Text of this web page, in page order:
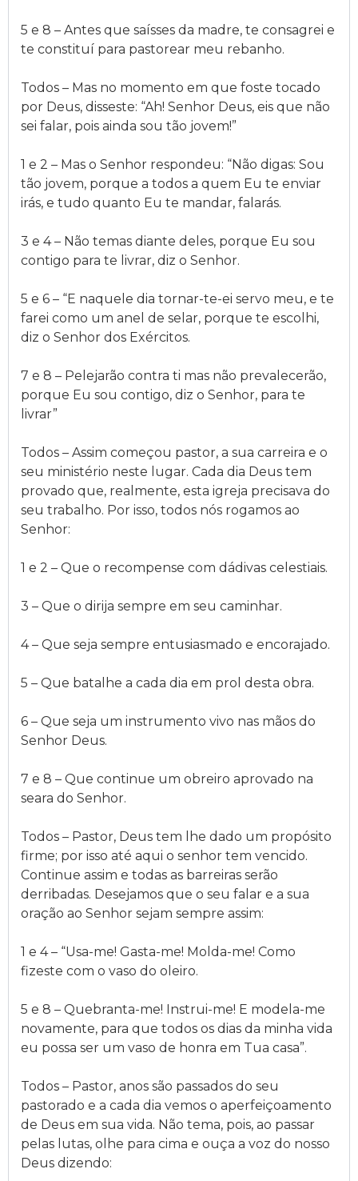
5 e 8 – Antes que saísses da madre, te consagrei e
te constituí para pastorear meu rebanho.
Todos – Mas no momento em que foste tocado
por Deus, disseste: “Ah! Senhor Deus, eis que não
sei falar, pois ainda sou tão jovem!”
1 e 2 – Mas o Senhor respondeu: “Não digas: Sou
tão jovem, porque a todos a quem Eu te enviar
irás, e tudo quanto Eu te mandar, falarás.
3 e 4 – Não temas diante deles, porque Eu sou
contigo para te livrar, diz o Senhor.
5 e 6 – “E naquele dia tornar-te-ei servo meu, e te
farei como um anel de selar, porque te escolhi,
diz o Senhor dos Exércitos.
7 e 8 – Pelejarão contra ti mas não prevalecerão,
porque Eu sou contigo, diz o Senhor, para te
livrar”
Todos – Assim começou pastor, a sua carreira e o
seu ministério neste lugar. Cada dia Deus tem
provado que, realmente, esta igreja precisava do
seu trabalho. Por isso, todos nós rogamos ao
Senhor:
1 e 2 – Que o recompense com dádivas celestiais.
3 – Que o dirija sempre em seu caminhar.
4 – Que seja sempre entusiasmado e encorajado.
5 – Que batalhe a cada dia em prol desta obra.
6 – Que seja um instrumento vivo nas mãos do
Senhor Deus.
7 e 8 – Que continue um obreiro aprovado na
seara do Senhor.
Todos – Pastor, Deus tem lhe dado um propósito
firme; por isso até aqui o senhor tem vencido.
Continue assim e todas as barreiras serão
derribadas. Desejamos que o seu falar e a sua
oração ao Senhor sejam sempre assim:
1 e 4 – “Usa-me! Gasta-me! Molda-me! Como
fizeste com o vaso do oleiro.
5 e 8 – Quebranta-me! Instrui-me! E modela-me
novamente, para que todos os dias da minha vida
eu possa ser um vaso de honra em Tua casa”.
Todos – Pastor, anos são passados do seu
pastorado e a cada dia vemos o aperfeiçoamento
de Deus em sua vida. Não tema, pois, ao passar
pelas lutas, olhe para cima e ouça a voz do nosso
Deus dizendo: